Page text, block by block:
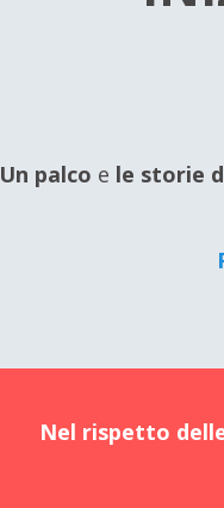
Un palco e le storie
Nel rispetto